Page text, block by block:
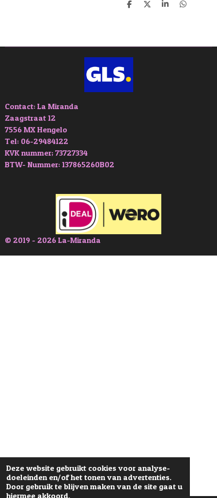
Deze website gebruikt cookies voor analyse-
doeleinden en/of het tonen van advertenties.
Door gebruik te blijven maken van de site gaat u
hiermee akkoord.
D
D
S
D
Contact: La Miranda
Zaagstraat 12
7556 MX Hengelo
Tel: 06-29484122
KVK nummer; 73727334
BTW- Nummer: 137865260B02
© 2019 - 2026 La-Miranda